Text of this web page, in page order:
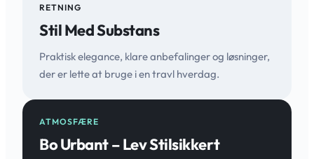
RETNING
Stil Med Substans
Praktisk elegance, klare anbefalinger og løsninger,
der er lette at bruge i en travl hverdag.
ATMOSFÆRE
Bo Urbant – Lev Stilsikkert